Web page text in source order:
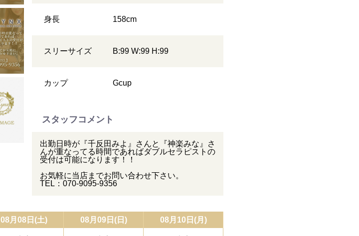
身長 158cm
スリーサイズ B:99 W:99 H:99
カップ Gcup
スタッフコメント
出勤日時が『千反田みよ』さんと『神楽みな』さ
んが重なってる時間であればダブルセラピストの
受付は可能になります！！
お気軽に当店までお問い合わせ下さい。
TEL：070-9095-9356
08月08日(土) 08月09日(日) 08月10日(月)